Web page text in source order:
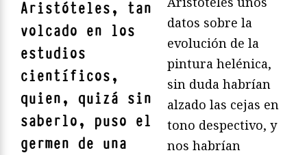
Aristóteles, tan
volcado en los
estudios
científicos,
quien, quizá sin
saberlo, puso el
germen de una
datos sobre la
evolución de la
pintura helénica,
sin duda habrían
alzado las cejas en
tono despectivo, y
nos habrían